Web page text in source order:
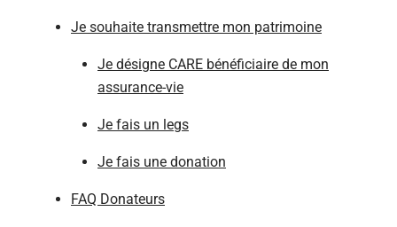
Je souhaite transmettre mon patrimoine
Je désigne CARE bénéficiaire de mon
assurance-vie
Je fais un legs
Je fais une donation
FAQ Donateurs